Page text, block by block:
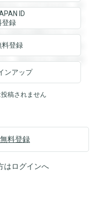
ることができます。登
す。登録すると回答を
回答を閲覧することが
ことができます。登録
。登録すると回答を閲
ID
登録
料登録
ンアップ
稿されません
料登録
はログインへ